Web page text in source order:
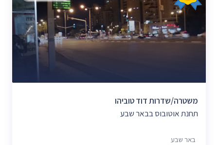
משטרה/שדרות דוד טוביהו
תחנת אוטובוס בבאר שבע
באר שבע